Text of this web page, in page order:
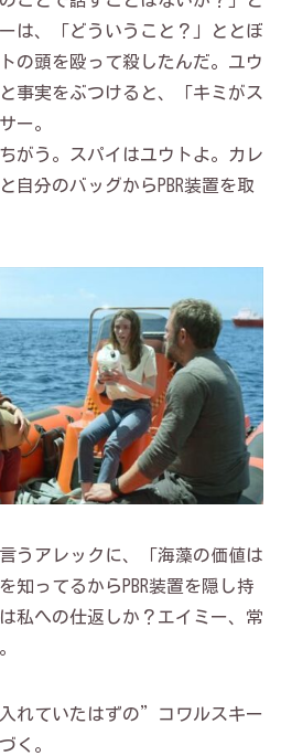
は、「どういうこと？」ととぼ
の頭を殴って殺したんだ。ユウ
事実をぶつけると、「キミがス
ー。
がう。スパイはユウトよ。カレ
自分のバッグからPBR装置を取
うアレックに、「海藻の価値は
知ってるからPBR装置を隠し持
私への仕返しか？エイミー、常
れていたはずの”コワルスキー
く。